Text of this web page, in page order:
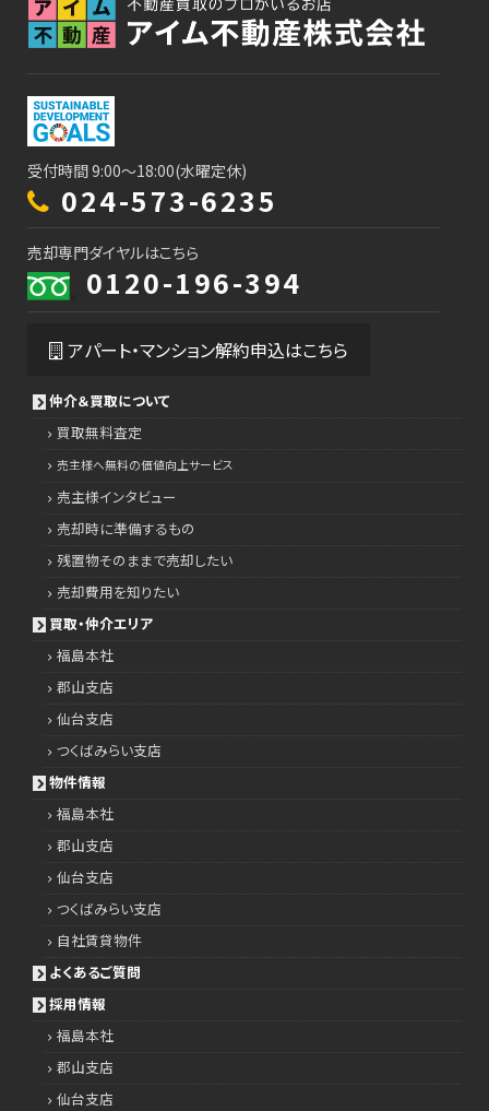
受付時間 9:00～18:00(水曜定休)
024-573-6235
売却専門ダイヤルはこちら
0120-196-394
アパート・マンション解約申込はこちら
仲介＆買取について
買取無料査定
売主様へ無料の価値向上サービス
売主様インタビュー
売却時に準備するもの
残置物そのままで売却したい
売却費用を知りたい
買取・仲介エリア
福島本社
郡山支店
仙台支店
つくばみらい支店
物件情報
福島本社
郡山支店
仙台支店
つくばみらい支店
自社賃貸物件
よくあるご質問
採用情報
福島本社
郡山支店
仙台支店